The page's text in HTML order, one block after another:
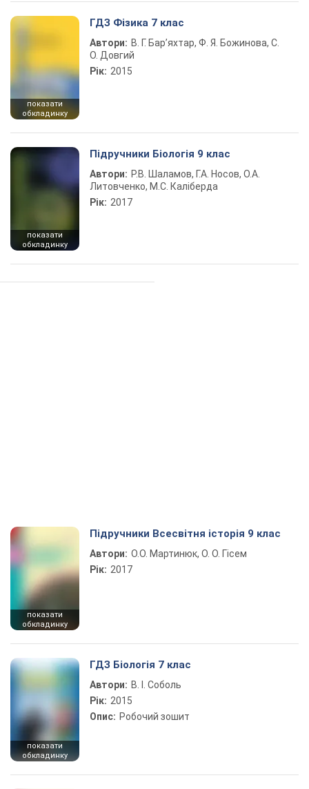
показати
обкладинку
ГДЗ Фізика 7 клас
Автори: В. Г. Бар’яхтар, Ф. Я. Божинова, С.
О. Довгий
Рік: 2015
показати
обкладинку
Підручники Біологія 9 клас
Автори: Р.В. Шаламов, Г.А. Носов, О.А.
Литовченко, М.С. Каліберда
Рік: 2017
показати
обкладинку
Підручники Всесвітня історія 9 клас
Автори: О.О. Мартинюк, О. О. Гісем
Рік: 2017
показати
обкладинку
ГДЗ Біологія 7 клас
Автори: В. І. Соболь
Рік: 2015
Опис: Робочий зошит